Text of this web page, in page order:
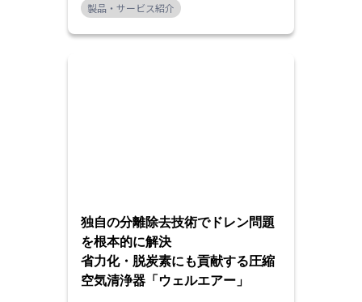
製品・サービス紹介
独自の分離除去技術でドレン問題
を根本的に解決
省力化・脱炭素にも貢献する圧縮
空気清浄器「ウェルエアー」